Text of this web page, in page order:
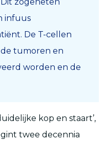
infuus
De T-cellen
tumoren en
worden en de
kop en staart’,
twee decennia